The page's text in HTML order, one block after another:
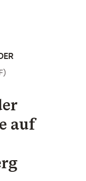
auf